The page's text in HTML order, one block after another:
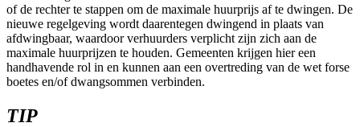
of de rechter te stappen om de maximale huurprijs af te dwingen. De
nieuwe regelgeving wordt daarentegen dwingend in plaats van
afdwingbaar, waardoor verhuurders verplicht zijn zich aan de
maximale huurprijzen te houden. Gemeenten krijgen hier een
handhavende rol in en kunnen aan een overtreding van de wet forse
boetes en/of dwangsommen verbinden.
TIP